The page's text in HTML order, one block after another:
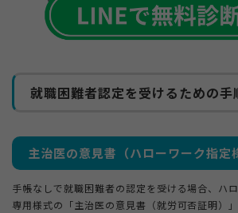
就職困難者認定を受けるための手
主治医の意見書（ハローワーク指定
手帳なしで就職困難者の認定を受ける場合、ハ
専用様式の「主治医の意見書（就労可否証明）